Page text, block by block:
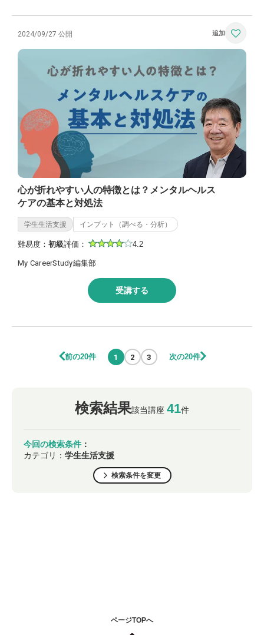
2024/09/27 公開
心が折れやすい人の特徴とは？メンタルヘルス
ケアの基本と対処法
学生生活支援 インプット（調べる・分析）
難易度： 初級評価： 4.2
My CareerStudy編集部
受講する
前の20件 1 2 3 次の20件
検索結果該当講座 41件
今回の検索条件 ：
カテゴリ： 学生生活支援
検索条件を変更
ページTOPへ